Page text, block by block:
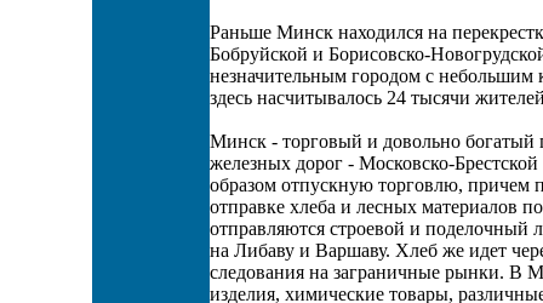
Раньше Минск находился на
Бобруйской и Борисовско-
незначительным городом с небольшим
здесь насчитывалось 24 тысячи
Минск - торговый и довольно богатый
железных дорог - Московско-
образом отпускную торговлю, причем
отправке хлеба и лесных материалов
отправляются строевой и поделочный
на Либаву и Варшаву. Хлеб же идет
следования на заграничные рынки. В
изделия, химические товары,